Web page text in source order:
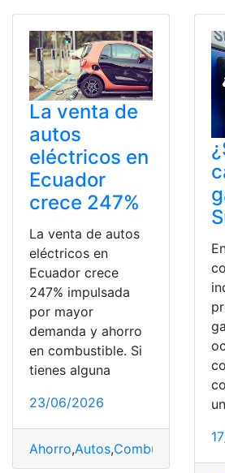
La venta de
autos
eléctricos en
Ecuador
crece 247%
La venta de autos
eléctricos en
Ecuador crece
247% impulsada
por mayor
demanda y ahorro
en combustible. Si
tienes alguna
23/06/2026
Ahorro,Autos,Combustible
un